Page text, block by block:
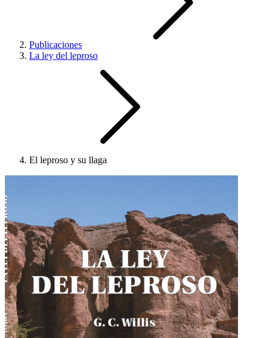
Publicaciones
La ley del leproso
El leproso y su llaga